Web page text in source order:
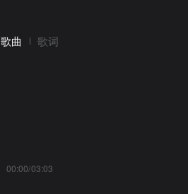
歌曲 歌词
00:00/03:03